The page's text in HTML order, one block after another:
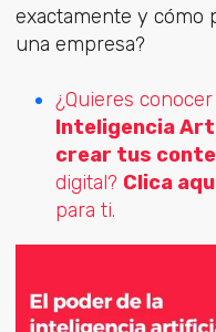
exactamente y cómo
una empresa?
¿Quieres
Inteligencia
crear tus
digital? Clica
para ti.